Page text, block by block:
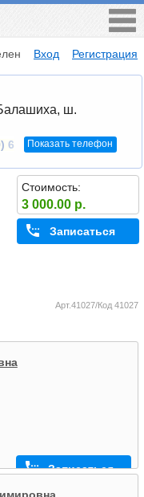
Вход Регистрация
ш.
6 Показать телефон
Стоимость:
3 000.00 р.
Записаться
Арт.41027/Код 41027
Записаться